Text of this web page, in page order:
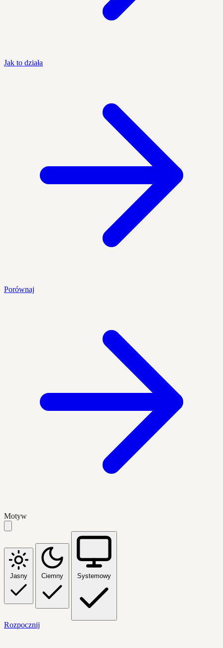
Jak to działa
Porównaj
Motyw
Jasny Ciemny Systemowy
Rozpocznij